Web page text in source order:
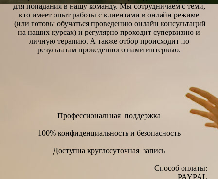
для попадания в нашу команду. Мы сотрудничаем с теми,
кто имеет опыт работы с клиентами в онлайн режиме
(или готовы обучаться проведению онлайн консультаций
на наших курсах) и регулярно проходит супервизию и
личную терапию. А также отбор происходит по
результатам проведенного нами интервью.
Профессиональная поддержка
100% конфиденциальность и безопасность
Доступна круглосуточная запись
Способ оплаты:
PAYPAL